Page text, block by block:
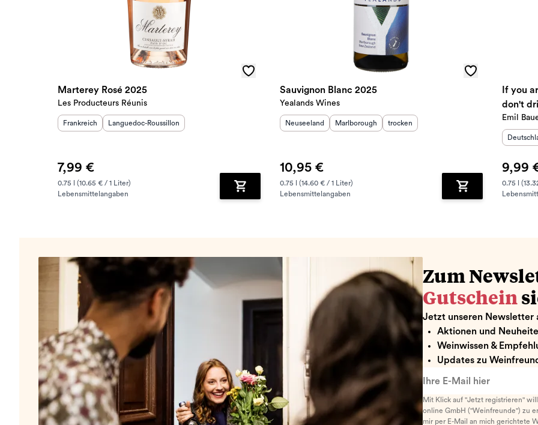
Marterey Rosé 2025
Les Producteurs Réunis
Herkunftsland :
Frankreich Herkunftsregion:
Languedoc-Roussillon
7,99 €
0.75 l (10.65 € / 1 Liter)
Lebensmittelangaben
Zum Warenkorb hinzufügen
Sauvignon Blanc 2025
Yealands Wines
Herkunftsland
Neuseeland Herkunftsregion :
Marlborough Geschmack
trocken
10,95 €
0.75 l (14.60 € / 1 Liter)
Lebensmittelangaben
Zum Warenkorb
If you
don't
Emil
9,99
0.75 l
Zum
Gutschein
Jetzt unseren Newsletter
Aktionen und
Weinwissen &
Updates zu
Mit Klick auf "Jetzt registrieren"
online GmbH ("Weinfreunde") zu
mir per E-Mail an mich gerichtete